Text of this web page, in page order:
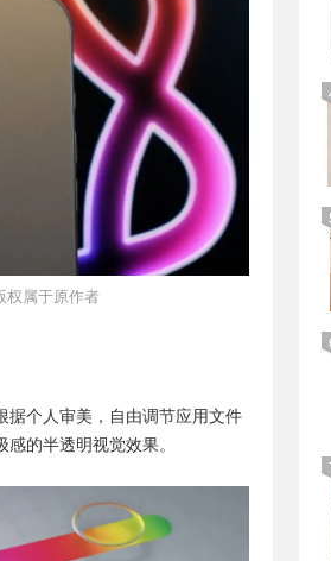
权属于原作者
据个人审美，自由调节应用文件
的半透明视觉效果。